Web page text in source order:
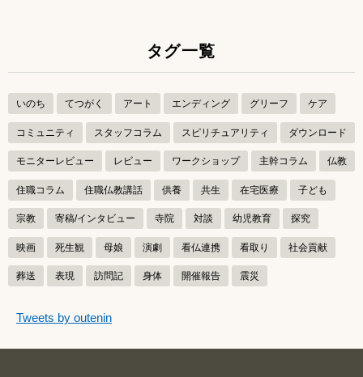
タグ一覧
いのち てつがく アート エンディング グリーフ ケア
コミュニティ スタッフコラム スピリチュアリティ ダウンロード
モニターレビュー レビュー ワークショップ 主幹コラム 仏教
住職コラム 住職仏教講話 供養 共生 在宅医療 子ども
宗教 寄稿/インタビュー 寺院 対談 幼児教育 探究
映画 死生観 母娘 演劇 看仏連携 看取り 社会貢献
葬送 表現 訪問記 身体 開催報告 震災
つぶやきをスキップする
Tweets by outenin